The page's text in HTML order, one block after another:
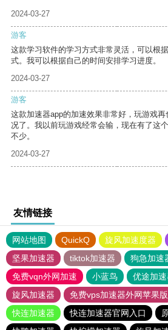
2024-03-27
游客
这款学习软件的学习方式非常灵活，可以根
式。我可以根据自己的时间安排学习进度。
2024-03-27
游客
这款加速器app的加速效果非常好，玩游戏
况了。我以前玩游戏经常会输，现在有了这
不少。
2024-03-27
友情链接
网站地图 QuickQ 旋风加速度器
坚果加速器
tiktok加速器
狗急加速
免费vqn外网加速
小蓝鸟 优途加
旋风加速器
免费vps加速器外网苹果版
快连加速器
快连加速器官网入口